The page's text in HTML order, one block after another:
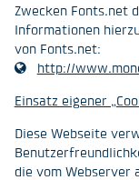
Zwecken Fonts.net
Informationen
von Fonts.net:
http://
Einsatz eigener
Diese Webseite
die vom Webserver